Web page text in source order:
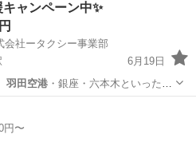
ャンペーン中✨
会社ータクシー事業部
6月19日
羽田空港・銀座・六本木といった稼
円〜